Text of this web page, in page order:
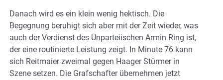
Danach wird es ein klein wenig hektisch. Die
Begegnung beruhigt sich aber mit der Zeit wieder, was
auch der Verdienst des Unparteiischen Armin Ring ist,
der eine routinierte Leistung zeigt. In Minute 76 kann
sich Reitmaier zweimal gegen Haager Stürmer in
Szene setzen. Die Grafschafter übernehmen jetzt